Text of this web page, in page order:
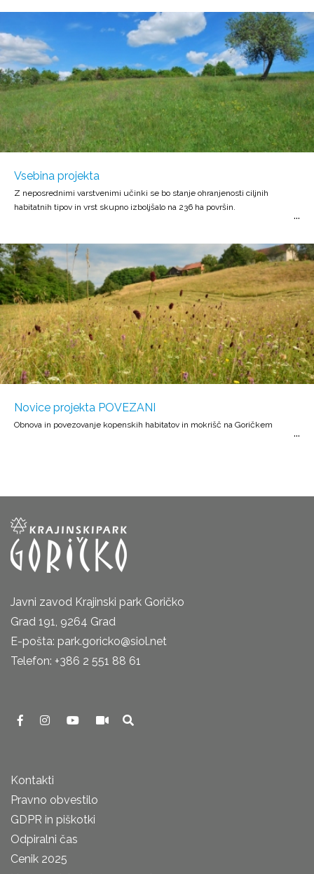
Vsebina projekta
Z neposrednimi varstvenimi učinki se bo stanje ohranjenosti ciljnih
habitatnih tipov in vrst skupno izboljšalo na 236 ha površin.
Novice projekta POVEZANI
Obnova in povezovanje kopenskih habitatov in mokrišč na Goričkem
Javni zavod Krajinski park Goričko
Grad 191, 9264 Grad
E-pošta: park.goricko@siol.net
Telefon: +386 2 551 88 61
Kontakti
Pravno obvestilo
GDPR in piškotki
Odpiralni čas
Cenik 2025